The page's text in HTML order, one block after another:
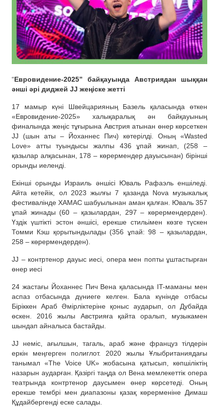
“Евровидение-2025” байқауында Австриядан шыққан
әнші әрі диджей JJ жеңіске жетті
17 мамыр күні Швейцарияның Базель қаласында өткен
«Евровидение-2025» халықаралық ән байқауының
финалында жеңіс тұғырына Австрия атынан өнер көрсеткен
JJ (шын аты – Йоханнес Пич) көтерілді. Оның «Wasted
Love» атты туындысы жалпы 436 ұпай жинап, (258 –
қазылар алқасынан, 178 – көрермендер дауысынан) бірінші
орынды иеленді.
Екінші орынды Израиль әншісі Юваль Рафаэль еншіледі.
Айта кетейік, ол 2023 жылғы 7 қазанда Nova музыкалық
фестивалінде ХАМАС шабуылынан аман қалған. Юваль 357
ұпай жинады (60 – қазылардан, 297 – көрермендерден).
Үздік үштікті эстон әншісі, ерекше стильімен көзге түскен
Томми Кэш қорытындылады (356 ұпай: 98 – қазылардан,
258 – көрермендерден).
JJ – контртенор дауыс иесі, опера мен попты ұштастырған
өнер иесі
24 жастағы Йоханнес Пич Вена қаласында IT-маманы мен
аспаз отбасында дүниеге келген. Бала күнінде отбасы
Біріккен Араб Әмірліктеріне қоныс аударып, ол Дубайда
өскен. 2016 жылы Австрияға қайта оралып, музыкамен
шындап айналыса бастайды.
JJ неміс, ағылшын, тагаль, араб және француз тілдерін
еркін меңгерген полиглот. 2020 жылы Ұлыбританиядағы
танымал «The Voice UK» жобасына қатысып, көпшіліктің
назарын аударған. Қазіргі таңда ол Вена мемлекеттік опера
театрында контртенор даусымен өнер көрсетеді. Оның
ерекше тембрі мен диапазоны қазақ көрерменіне Димаш
Құдайбергенді еске салады.